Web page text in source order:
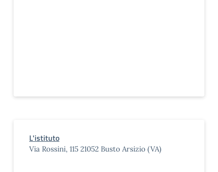
L'istituto
Via Rossini, 115 21052 Busto Arsizio (VA)